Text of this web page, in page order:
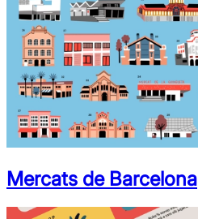
Mercats de Barcelona